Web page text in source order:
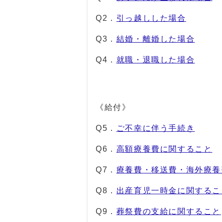
Q2． 引っ越しした場合
Q3． 結婚・離婚した場合
Q4． 就職・退職した場合
《給付》
Q5． ご不幸に伴う手続き
Q6． 高額療養費に関すること
Q7． 療養費・移送費・海外療
Q8． 出産育児一時金に関するこ
Q9． 葬祭費の支給に関すること